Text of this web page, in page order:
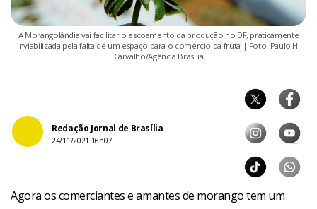
A Morangolândia vai facilitar o escoamento da produção no DF, praticamente
inviabilizada pela falta de um espaço para o comércio da fruta | Foto: Paulo H.
Carvalho/Agência Brasília
Redação Jornal de Brasília
24/11/2021 16h07
Agora os comerciantes e amantes de morango tem um